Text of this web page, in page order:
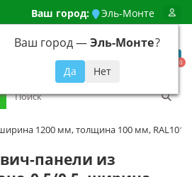
Ваш город: Эль-Монте
Ваш город —Эль-Монте?
648-92-94
0
1200 мм, толщина 100 мм, RAL1018
панели из